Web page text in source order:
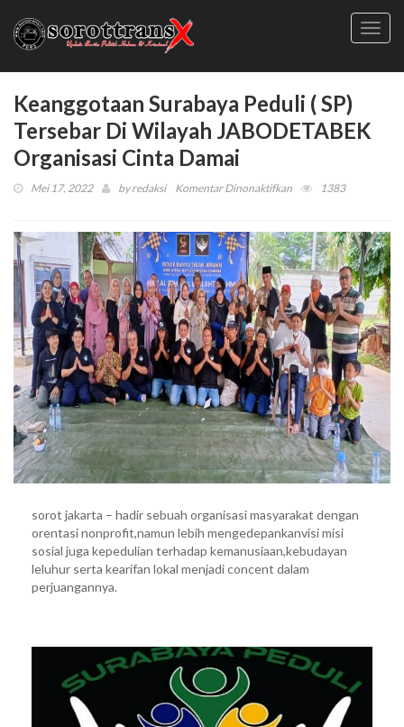
Keanggotaan Surabaya Peduli ( SP)
Tersebar Di Wilayah JABODETABEK
Organisasi Cinta Damai
Mei 17, 2022 byredaksi Komentar Dinonaktifkanpada
Peduli
(
SP)
Tersebar
Di
Wilayah
JABODETABEK
Organisasi
Cinta
Damai
1383
sorot jakarta – hadir sebuah organisasi masyarakat dengan
orentasi nonprofit,namun lebih mengedepankanvisi misi
sosial juga kepedulian terhadap kemanusiaan,kebudayan
leluhur serta kearifan lokal menjadi concent dalam
perjuangannya.